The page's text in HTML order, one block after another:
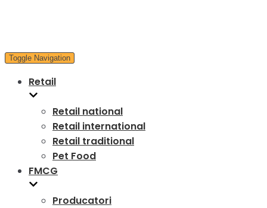
Toggle Navigation
Retail
Retail national
Retail international
Retail traditional
Pet Food
FMCG
Producatori